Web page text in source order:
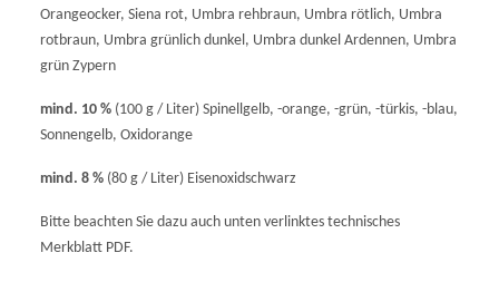
Orangeocker, Siena rot, Umbra rehbraun, Umbra rötlich, Umbra
rotbraun, Umbra grünlich dunkel, Umbra dunkel Ardennen, Umbra
grün Zypern
mind. 10 % (100 g / Liter) Spinellgelb, -orange, -grün, -türkis, -blau,
Sonnengelb, Oxidorange
mind. 8 % (80 g / Liter) Eisenoxidschwarz
Bitte beachten Sie dazu auch unten verlinktes technisches
Merkblatt PDF.